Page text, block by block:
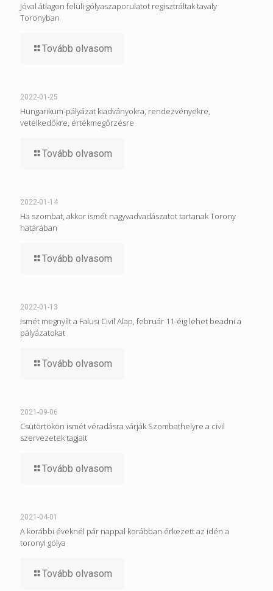
Jóval átlagon felüli gólyaszaporulatot regisztráltak tavaly
Toronyban
Tovább olvasom
2022-01-25
Hungarikum-pályázat kiadványokra, rendezvényekre,
vetélkedőkre, értékmegőrzésre
Tovább olvasom
2022-01-14
Ha szombat, akkor ismét nagyvadvadászatot tartanak Torony
határában
Tovább olvasom
2022-01-13
Ismét megnyílt a Falusi Civil Alap, február 11-éig lehet beadni a
pályázatokat
Tovább olvasom
2021-09-06
Csütörtökön ismét véradásra várják Szombathelyre a civil
szervezetek tagjait
Tovább olvasom
2021-04-01
A korábbi éveknél pár nappal korábban érkezett az idén a
toronyi gólya
Tovább olvasom